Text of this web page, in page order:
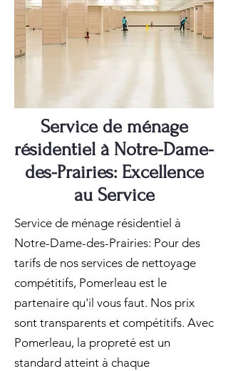
Service de ménage
résidentiel à Notre-Dame-
des-Prairies: Excellence
au Service
Service de ménage résidentiel à
Notre-Dame-des-Prairies: Pour des
tarifs de nos services de nettoyage
compétitifs, Pomerleau est le
partenaire qu'il vous faut. Nos prix
sont transparents et compétitifs. Avec
Pomerleau, la propreté est un
standard atteint à chaque